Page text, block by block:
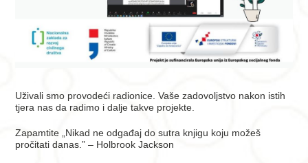
Uživali smo provodeći radionice. Vaše zadovoljstvo nakon istih
tjera nas da radimo i dalje takve projekte.
Zapamtite „Nikad ne odgađaj do sutra knjigu koju možeš
pročitati danas.” – Holbrook Jackson